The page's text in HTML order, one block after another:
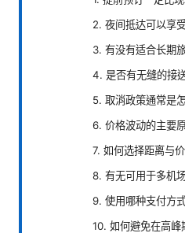
2. 夜间抵达可以享
3. 有没有适合长期
4. 是否有无缝的接
5. 取消政策通常是
6. 价格波动的主要
7. 如何选择距离与
8. 有无可用于多机
9. 使用哪种支付方
10. 如何避免在高峰